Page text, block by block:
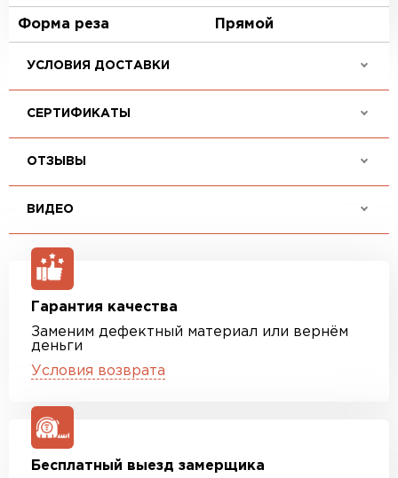
Форма реза Прямой
УСЛОВИЯ ДОСТАВКИ
СЕРТИФИКАТЫ
ОТЗЫВЫ
ВИДЕО
Гарантия качества
Заменим дефектный материал или вернём
деньги
Условия возврата
Бесплатный выезд замерщика